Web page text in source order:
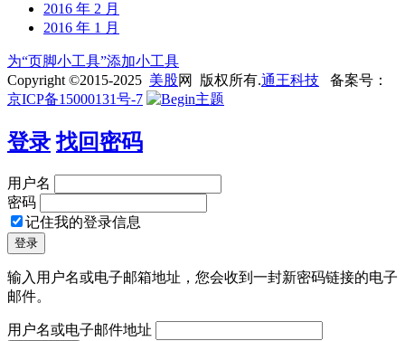
2016 年 2 月
2016 年 1 月
为“页脚小工具”添加小工具
Copyright ©2015-2025 美股网 版权所有.通王科技 备案号：
京ICP备15000131号-7
登录 找回密码
用户名
密码
记住我的登录信息
输入用户名或电子邮箱地址，您会收到一封新密码链接的电子
邮件。
用户名或电子邮件地址